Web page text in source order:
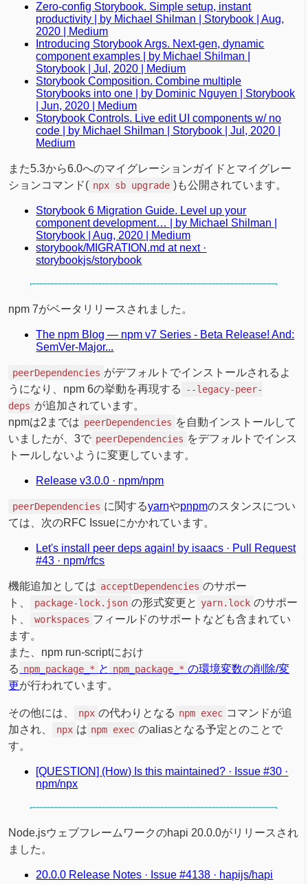
Zero-config Storybook. Simple setup, instant
productivity | by Michael Shilman | Storybook | Aug,
2020 | Medium
Introducing Storybook Args. Next-gen, dynamic
component examples | by Michael Shilman |
Storybook | Jul, 2020 | Medium
Storybook Composition. Combine multiple
Storybooks into one | by Dominic Nguyen | Storybook
| Jun, 2020 | Medium
Storybook Controls. Live edit UI components w/ no
code | by Michael Shilman | Storybook | Jul, 2020 |
Medium
また5.3から6.0へのマイグレーションガイドとマイグレー
ションコマンド( npx sb upgrade )も公開されています。
Storybook 6 Migration Guide. Level up your
component development… | by Michael Shilman |
Storybook | Aug, 2020 | Medium
storybook/MIGRATION.md at next ·
storybookjs/storybook
npm 7がベータリリースされました。
The npm Blog — npm v7 Series - Beta Release! And:
SemVer-Major...
peerDependencies がデフォルトでインストールされるよ
うになり、npm 6の挙動を再現する
--legacy-peer-
deps が追加されています。
npmは2までは peerDependencies を自動インストールして
いましたが、3で peerDependencies をデフォルトでインス
トールしないように変更しています。
Release v3.0.0 · npm/npm
peerDependencies に関するyarnやpnpmのスタンスについ
ては、次のRFC Issueにかかれています。
Let's install peer deps again! by isaacs · Pull Request
#43 · npm/rfcs
機能追加としては acceptDependencies のサポー
ト、
package-lock.json の形式変更と yarn.lock のサポー
ト、
workspaces フィールドのサポートなども含まれてい
ます。
また、npm run-scriptにおけ
る npm_package_* と npm_package_* の環境変数の削除/変
更が行われています。
その他には、 npx の代わりとなる npm exec コマンドが追
加され、
npx は npm exec のaliasとなる予定とのことで
す。
[QUESTION] (How) Is this maintained? · Issue #30 ·
npm/npx
Node.jsウェブフレームワークのhapi 20.0.0がリリースされ
ました。
20.0.0 Release Notes · Issue #4138 · hapijs/hapi